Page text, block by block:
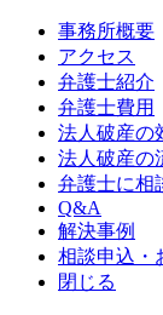
事務所概要
アクセス
弁護士紹介
弁護士費用
法人破産の
法人破産の
弁護士に相
Q&A
解決事例
相談申込・
閉じる